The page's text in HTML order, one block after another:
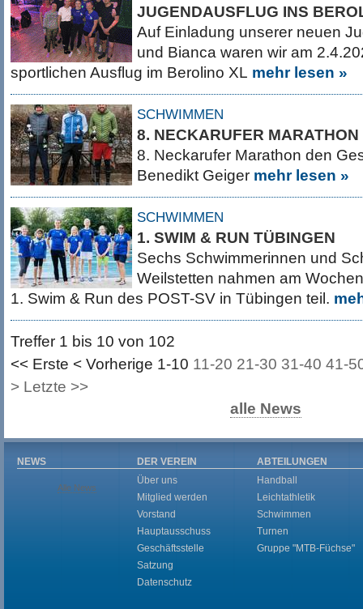
JUGENDAUSFLUG INS
Auf Einladung unserer neuen
und Bianca waren wir am
sportlichen Ausflug im Berolino XL mehr lesen »
SCHWIMMEN
8. NECKARUFER MARATHON
8. Neckarufer Marathon den
Benedikt Geiger mehr lesen »
SCHWIMMEN
1. SWIM & RUN TÜBINGEN
Sechs Schwimmerinnen und
Weilstetten nahmen am
1. Swim & Run des POST-SV in Tübingen teil.
Treffer 1 bis 10 von 102
<< Erste < Vorherige 1-10 11-20 21-30 31-40 41-
> Letzte >>
alle News
NEWS
Alle News
DER VEREIN
Über uns
Mitglied werden
Vorstand
Hauptausschuss
Geschäftsstelle
Satzung
Datenschutz
ABTEILUNGEN
Handball
Leichtathletik
Schwimmen
Turnen
Gruppe "MTB-Füchse"